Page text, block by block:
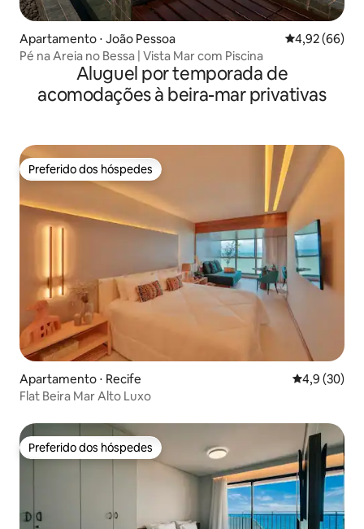
Apartamento ⋅ João Pessoa 4,92 de uma
4,92 (66)
Pé na Areia no Bessa | Vista Mar com Piscina
Aluguel por temporada de
acomodações à beira-mar privativas
Preferido dos hóspedes
Preferido dos hóspedes
Apartamento ⋅ Recife 4,9 de uma
4,9 (30)
Flat Beira Mar Alto Luxo
Preferido dos hóspedes
Preferido dos hóspedes